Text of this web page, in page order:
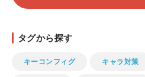
タグから探す
キーコンフィグ キャラ対策